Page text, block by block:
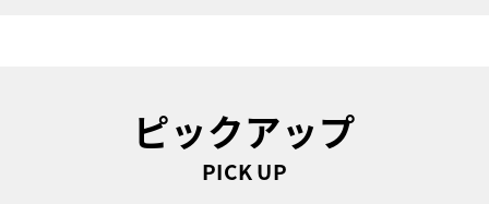
ピックアップ
PICK UP